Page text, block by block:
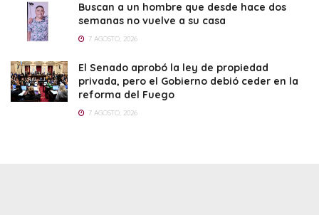
Buscan a un hombre que desde hace dos
semanas no vuelve a su casa
7 AGOSTO, 2026
El Senado aprobó la ley de propiedad
privada, pero el Gobierno debió ceder en la
reforma del Fuego
7 AGOSTO, 2026